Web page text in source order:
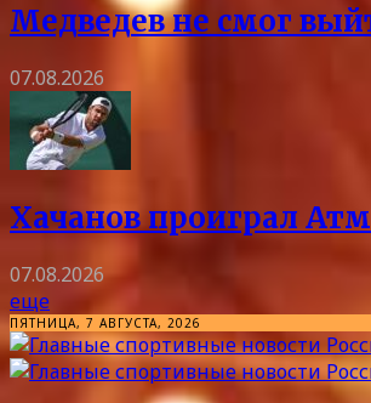
Медведев не смог
07.08.2026
Хачанов проиграл
07.08.2026
еще
ПЯТНИЦА, 7 АВГУСТА, 2026